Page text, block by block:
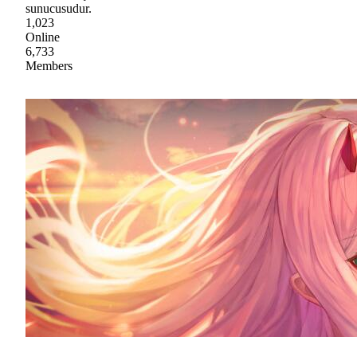
sunucusudur.
1,023
Online
6,733
Members